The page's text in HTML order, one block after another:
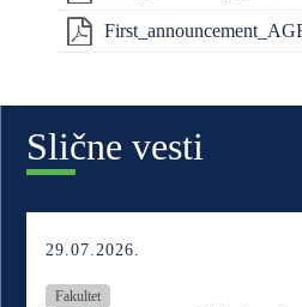
Slične vesti
29.07.2026.
Fakultet